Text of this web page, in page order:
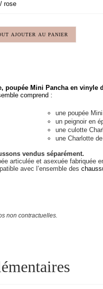
AJOUTER AU PANIER
poupée Mini Pancha en vinyle
comprend :
une poupée
un peignoir en
une culotte
une Charlotte
vendus séparément.
articulée et asexuée fabriquée
avec l’ensemble des
non contractuelles.